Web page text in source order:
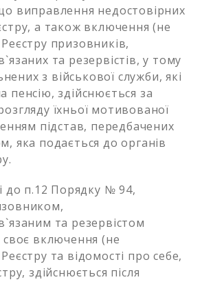
виправлення недостовірних
а також включення (не
призовників,
та резервістів, у тому
з військової служби, які
здійснюється за
їхньої мотивованої
підстав, передбачених
яка подається до органів
до п.12 Порядку № 94,
та резервістом
своє включення (не
та відомості про себе,
здійснюється після